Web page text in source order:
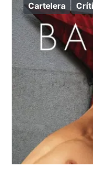
Cartelera